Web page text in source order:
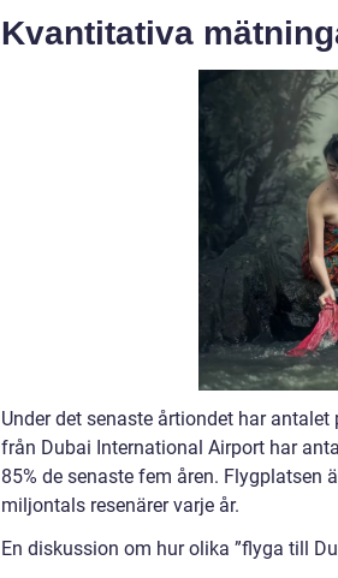
Kvantitativa
Under det senaste årtiondet har
från Dubai International Airport har
85% de senaste fem åren. Flygplatsen
miljontals resenärer varje år.
En diskussion om hur olika ”flyga till